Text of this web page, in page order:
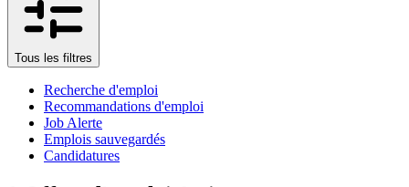
Tous les filtres
Recherche d'emploi
Recommandations d'emploi
Job Alerte
Emplois sauvegardés
Candidatures